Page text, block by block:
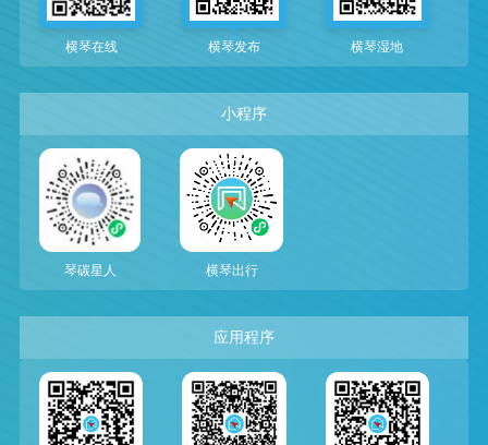
横琴在线 横琴发布 横琴湿地
小程序
琴碳星人 横琴出行
应用程序